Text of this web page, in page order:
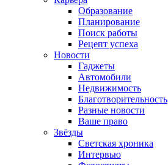
Образование
Планирование
Поиск работы
Рецепт успеха
Новости
Гаджеты
Автомобили
Недвижимость
Благотворительность
Разные новости
Ваше право
Звёзды
Светская хроника
Интервью